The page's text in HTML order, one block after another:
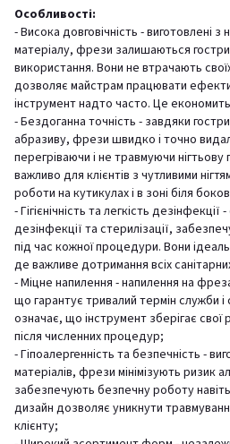
Особливості:
- Висока довговічність - виготовлені
матеріалу, фрези залишаються
використання. Вони не втрачають
дозволяє майстрам працювати
інструмент надто часто. Це
- Бездоганна точність - завдяки
абразиву, фрези швидко і точно
перегріваючи і не травмуючи
важливо для клієнтів з чутливими
роботи на кутикулах і в зоні біля
- Гігієнічність та легкість
дезінфекції та стерилізації,
під час кожної процедури. Вони
де важливе дотримання всіх
- Міцне напилення - напилення на
що гарантує тривалий термін служби
означає, що інструмент зберігає свої
після численних процедур;
- Гіпоалергенність та безпечність -
матеріалів, фрези мінімізують ризик
забезпечують безпечну роботу навіть
дизайн дозволяє уникнути
клієнту;